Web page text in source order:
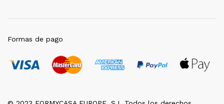
Formas de pago